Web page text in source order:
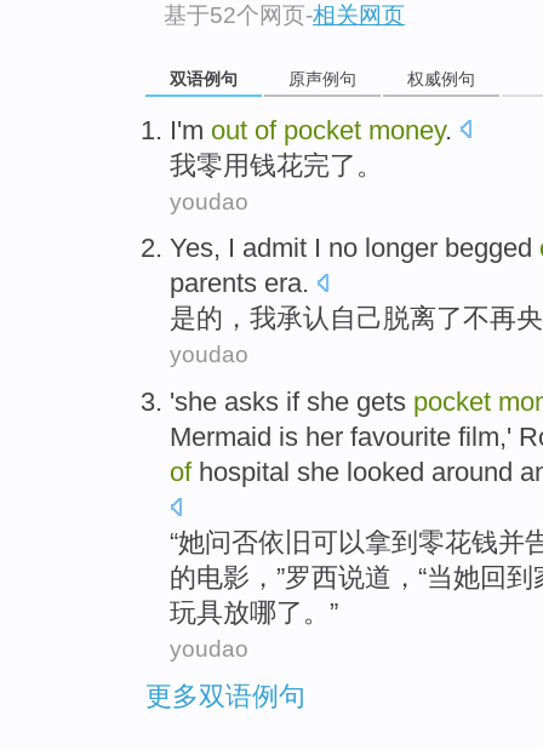
基于52个网页-相关网页
双语例句 原声例句 权威例句
I'm out of pocket money.
我零用钱花完了。
youdao
Yes, I admit I no longer begged
parents era.
是的 ， 我承认 自己脱离了不再
youdao
'she asks if she gets pocket
Mermaid is her favourite film,'
ofhospital she looked around
“她问否依旧可以拿到零花钱并
的电影 ，”罗西说道 ，“当她回到
玩具放哪了。”
youdao
更多双语例句